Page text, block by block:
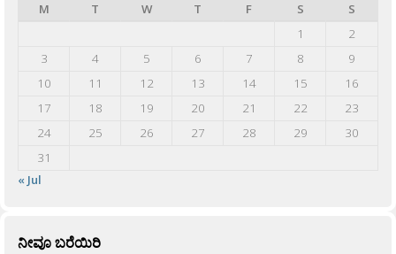
M
T W T F S
S
1
2
3
4 5 6 7 8
9
10
11 12 13 14 15
16
17
18 19 20 21 22
23
24
25 26 27 28 29
30
31
« Jul
ನೀವೂ ಬರೆಯಿರಿ